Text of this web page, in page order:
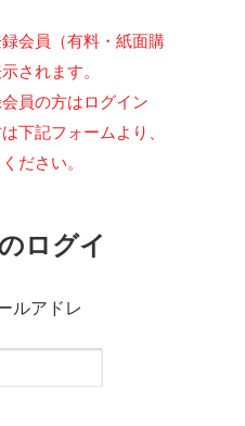
会員（有料・紙面購
されます。
員の方はログイン
下記フォームより、
ださい。
ログイ
ルアドレ